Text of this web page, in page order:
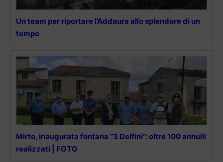
Un team per riportare l’Addaura allo splendore di un
tempo
Mirto, inaugurata fontana “3 Delfini”: oltre 100 annulli
realizzati | FOTO